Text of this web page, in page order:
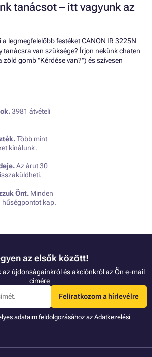
tanácsot – itt vagyunk az
legmegfelelőbb festéket CANON IR 3225N
tanácsra van szüksége? Írjon nekünk chaten
gomb "Kérdése van?") és szívesen
3981 átvételi
Több mint
kínálunk.
Az árut 30
Önt. Minden
hűségpontot kap.
az elsők között!
újdonságainkról és akciónkról az Ön e-mail
címére
Feliratkozom a hírlevélre
adataim feldolgozásához az Adatkezelési